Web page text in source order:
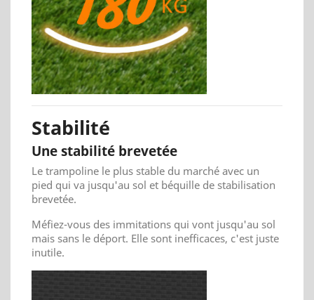
Stabilité
Une stabilité brevetée
Le trampoline le plus stable du marché avec un
pied qui va jusqu'au sol et béquille de stabilisation
brevetée.
Méfiez-vous des immitations qui vont jusqu'au sol
mais sans le déport. Elle sont inefficaces, c'est juste
inutile.